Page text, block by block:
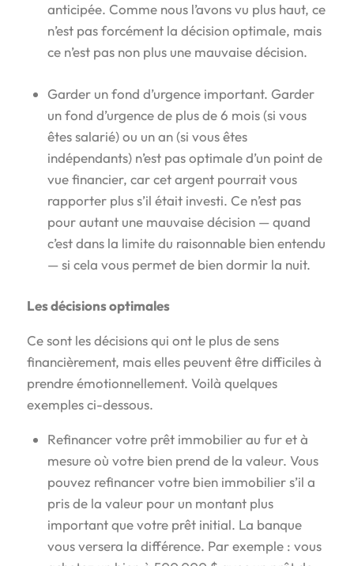
anticipée. Comme nous l’avons vu plus haut, ce
n’est pas forcément la décision optimale, mais
ce n’est pas non plus une mauvaise décision.
Garder un fond d’urgence important. Garder
un fond d’urgence de plus de 6 mois (si vous
êtes salarié) ou un an (si vous êtes
indépendants) n’est pas optimale d’un point de
vue financier, car cet argent pourrait vous
rapporter plus s’il était investi. Ce n’est pas
pour autant une mauvaise décision — quand
c’est dans la limite du raisonnable bien entendu
— si cela vous permet de bien dormir la nuit.
Les décisions optimales
Ce sont les décisions qui ont le plus de sens
financièrement, mais elles peuvent être difficiles à
prendre émotionnellement. Voilà quelques
exemples ci-dessous.
Refinancer votre prêt immobilier au fur et à
mesure où votre bien prend de la valeur. Vous
pouvez refinancer votre bien immobilier s’il a
pris de la valeur pour un montant plus
important que votre prêt initial. La banque
vous versera la différence. Par exemple : vous